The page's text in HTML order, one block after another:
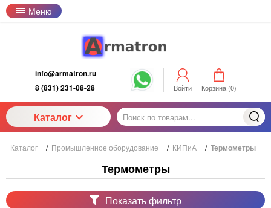
Меню
info@armatron.ru
8 (831) 231-08-28
Войти Корзина (0)
Каталог
Каталог / Промышленное оборудование / КИПиА / Термометры
Термометры
Показать фильтр